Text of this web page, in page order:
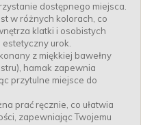
dostępnego miejsca.
w różnych kolorach, co
klatki i osobistych
urok.
z miękkiej bawełny
hamak zapewnia
przytulne miejsce do
prać ręcznie, co ułatwia
zapewniając Twojemu